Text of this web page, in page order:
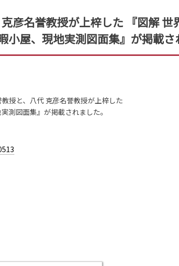
彦名誉教授が上梓した 『図解 世
小屋、現地実測図面集』が掲載さ
授と、八代 克彦名誉教授が上梓した
測図面集』が掲載されました。